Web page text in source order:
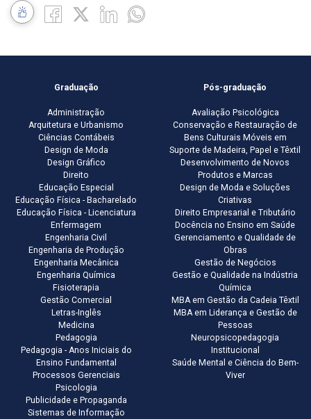
Graduação
Administração
Arquitetura e Urbanismo
Ciências Contábeis
Design de Moda
Design Gráfico
Direito
Educação Especial
Educação Física - Bacharelado
Educação Física - Licenciatura
Enfermagem
Engenharia Civil
Engenharia de Produção
Engenharia Mecânica
Engenharia Química
Fisioterapia
Gestão Comercial
Letras-Inglês
Medicina
Pedagogia
Pedagogia - Anos Iniciais do
Ensino Fundamental
Processos Gerenciais
Psicologia
Publicidade e Propaganda
Sistemas de Informação
Pós-graduação
Avaliação Psicológica
Conservação e Restauração de
Bens Culturais Móveis em
Suporte de Madeira, Papel e Têxtil
Desenvolvimento de Novos
Produtos e Marcas
Design de Moda e Soluções
Criativas
Direito Empresarial e Tributário
Docência no Ensino em Saúde
Gerenciamento e Qualidade de
Obras
Gestão de Negócios
Gestão e Qualidade na Indústria
Química
MBA em Gestão da Cadeia Têxtil
MBA em Liderança e Gestão de
Pessoas
Neuropsicopedagogia
Institucional
Saúde Mental e Ciência do Bem-
Viver